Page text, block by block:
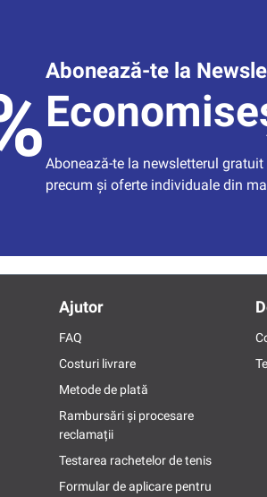
Abonează-te la
Abonează-te la newsletterul
precum și oferte individuale din
Ajutor
FAQ
Costuri livrare
Metode de plată
Rambursări și procesare
reclamații
Testarea rachetelor de tenis
Formular de aplicare pentru